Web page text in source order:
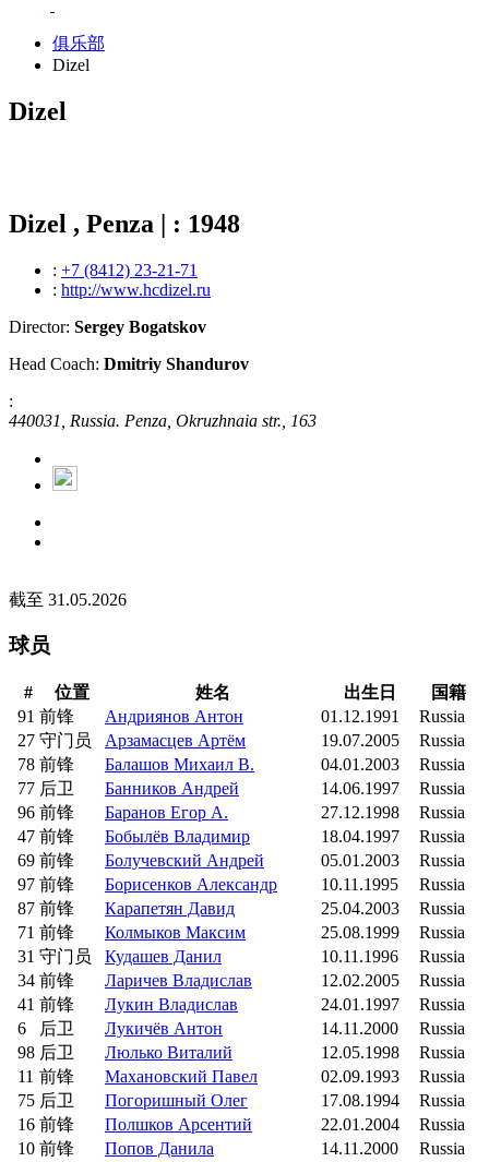
俱乐部
Dizel
Dizel
Dizel , Penza | : 1948
: +7 (8412) 23-21-71
: http://www.hcdizel.ru
Director: Sergey Bogatskov
Head Coach: Dmitriy Shandurov
:
440031, Russia. Penza, Okruzhnaia str., 163
截至 31.05.2026
球员
# 位置 姓名 出生日
国籍
91 前锋 Андриянов Антон 01.12.1991
Russia
27 守门员 Арзамасцев Артём 19.07.2005
Russia
78 前锋 Балашов Михаил В. 04.01.2003
Russia
77 后卫 Банников Андрей 14.06.1997
Russia
96 前锋 Баранов Егор А. 27.12.1998
Russia
47 前锋 Бобылёв Владимир 18.04.1997
Russia
69 前锋 Болучевский Андрей 05.01.2003
Russia
97 前锋 Борисенков Александр 10.11.1995
Russia
87 前锋 Карапетян Давид 25.04.2003
Russia
71 前锋 Колмыков Максим 25.08.1999
Russia
31 守门员 Кудашев Данил 10.11.1996
Russia
34 前锋 Ларичев Владислав 12.02.2005
Russia
41 前锋 Лукин Владислав 24.01.1997
Russia
6
后卫 Лукичёв Антон 14.11.2000
Russia
98 后卫 Люлько Виталий 12.05.1998
Russia
11 前锋 Махановский Павел 02.09.1993
Russia
75 后卫 Погоришный Олег 17.08.1994
Russia
16 前锋 Полшков Арсентий 22.01.2004
Russia
10 前锋 Попов Данила 14.11.2000
Russia